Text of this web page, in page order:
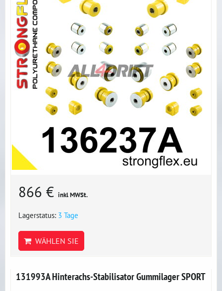
866 € inkl MWSt.
Lagerstatus: 3 Tage
WÄHLEN SIE
131993A Hinterachs-Stabilisator Gummilager SPORT